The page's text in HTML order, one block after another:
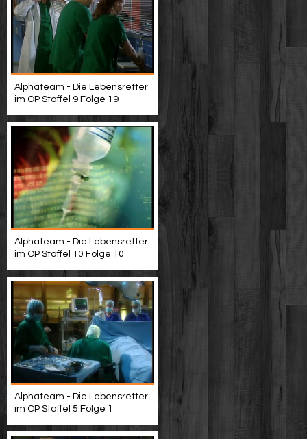
Alphateam - Die Lebensretter
im OP Staffel 9 Folge 19
Alphateam - Die Lebensretter
im OP Staffel 10 Folge 10
Alphateam - Die Lebensretter
im OP Staffel 5 Folge 1